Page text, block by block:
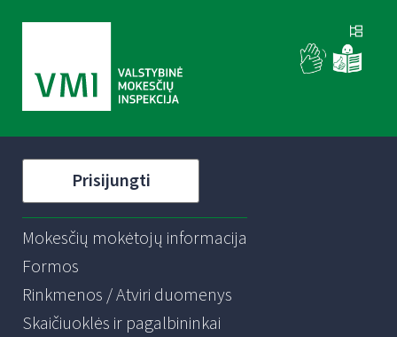
Prisijungti
Mokesčių mokėtojų informacija
Formos
Rinkmenos / Atviri duomenys
Skaičiuoklės ir pagalbininkai